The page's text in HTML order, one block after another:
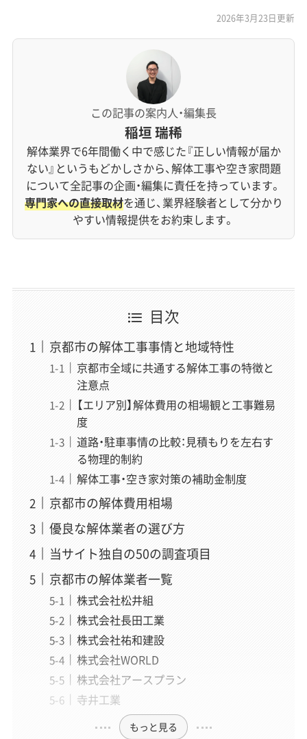
2026年3月23日更新
この記事の案内人・編集長
稲垣 瑞稀
解体業界で6年間働く中で感じた『正しい情報が届か
ない』というもどかしさから、解体工事や空き家問題
について全記事の企画・編集に責任を持っています。
専門家への直接取材を通じ、業界経験者として分かり
やすい情報提供をお約束します。
目次
京都市の解体工事事情と地域特性
京都市全域に共通する解体工事の特徴と
注意点
【エリア別】解体費用の相場観と工事難易
度
道路・駐車事情の比較：見積もりを左右す
る物理的制約
解体工事・空き家対策の補助金制度
京都市の解体費用相場
優良な解体業者の選び方
当サイト独自の50の調査項目
京都市の解体業者一覧
株式会社松井組
株式会社長田工業
株式会社祐和建設
株式会社WORLD
株式会社アースプラン
寺井工業
もっと見る